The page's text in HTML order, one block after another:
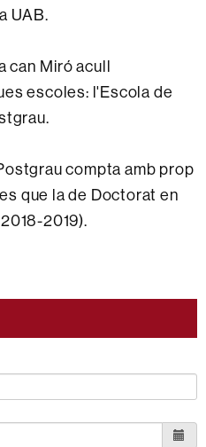
UAB.
can Miró acull
escoles: l'Escola de
compta amb prop
que la de Doctorat en
2019).